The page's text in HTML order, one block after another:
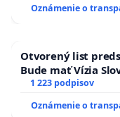
Oznámenie o
Otvorený list
Bude mať Vízia
1 223 podpisov
Oznámenie o